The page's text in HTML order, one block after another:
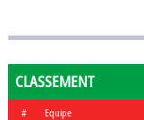
CLASSEMENT
# Equipe